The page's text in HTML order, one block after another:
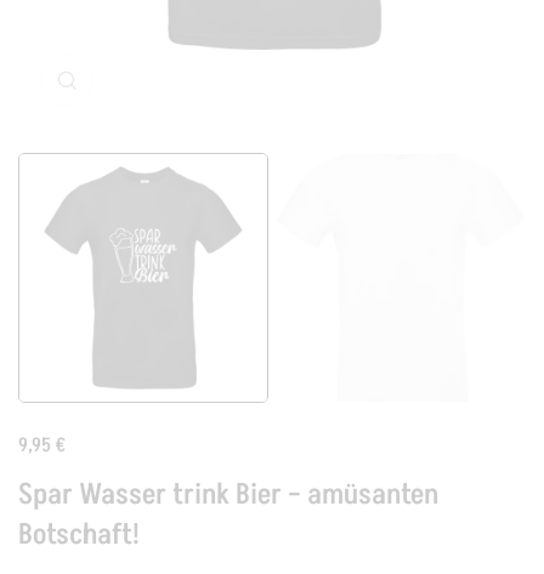
9,95 €
Spar Wasser trink Bier – amüsanten
Botschaft!